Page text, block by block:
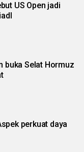
US Open jadi
buka Selat Hormuz
perkuat daya